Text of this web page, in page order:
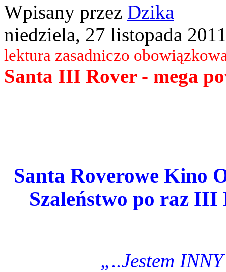
Wpisany przez Dzika
niedziela, 27 listopada
lektura zasadniczo
Santa III Rover - mega
Santa Roverowe Kino
Szaleństwo po raz III
„..Jestem